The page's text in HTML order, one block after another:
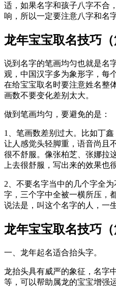
适，如果名字和孩子八字不合
响，所以一定要注意八字和名
龙年宝宝取名技巧（
说到名字的笔画均匀也就是名
观，中国汉字多为象形字，每
在给宝宝取名时要注意姓名整
画数不要变化差别太大。
做到笔画均匀，要避免的是：
1、笔画数差别过大。比如丁鑫
让人感觉头轻脚重，语音尚且
很不舒服。像张柏芝、张娜拉
上去很舒服，写出来的效果也
2、不要名字当中的几个字全
字，三个字中全被一横所压，
说法是，叫这个名字的人，一
龙年宝宝取名技巧（
一、龙年起名适合抬头字。
龙抬头具有威严的象征，名字
等，可以帮助属龙的宝宝增强运